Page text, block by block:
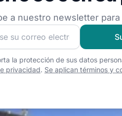
a nuestro newsletter
nuestra comunidad náutica y
la protección de sus datos
privacidad. Se aplican términos y